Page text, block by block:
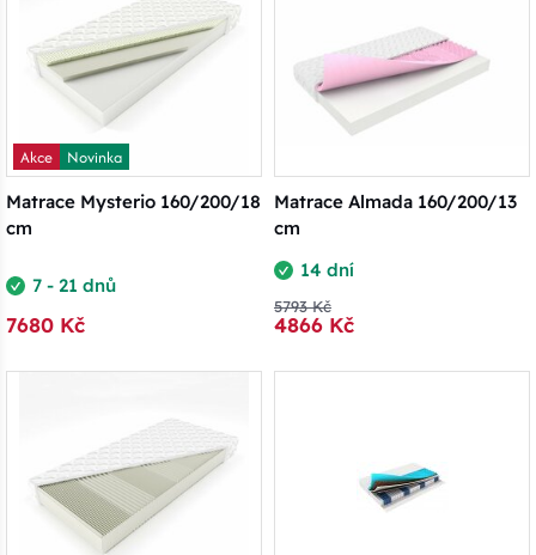
Akce
Novinka
Matrace Mysterio 160/200/18
cm
7 - 21 dnů
7680 Kč
Matrace Almada 160/200/13
cm
14 dní
5793 Kč
4866 Kč